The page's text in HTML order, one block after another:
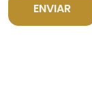
ENVIAR